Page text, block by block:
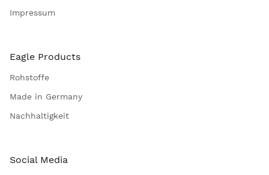
Impressum
Eagle Products
Rohstoffe
Made in Germany
Nachhaltigkeit
Social Media